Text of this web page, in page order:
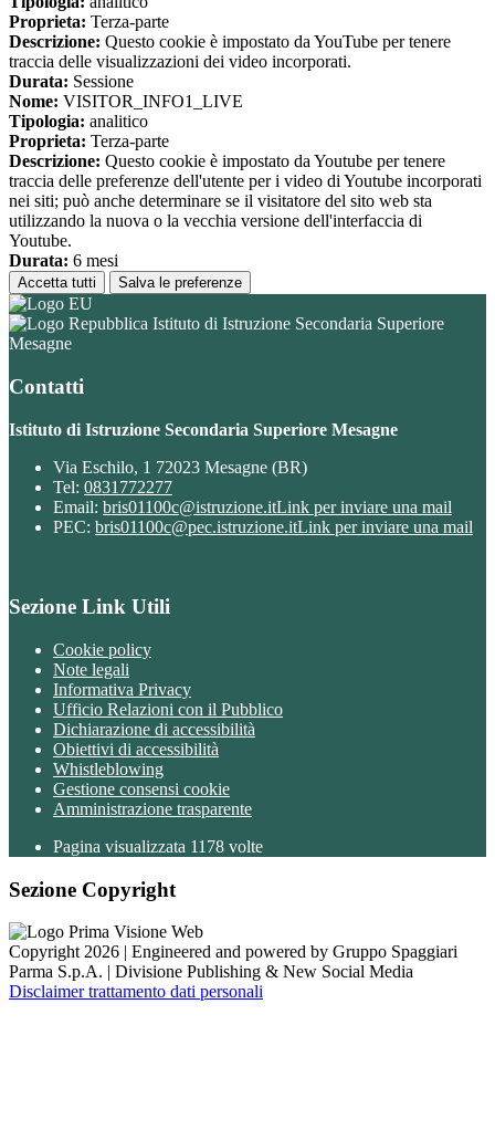
Proprieta: Terza-parte
Descrizione: Questo cookie è impostato da YouTube per tenere
traccia delle visualizzazioni dei video incorporati.
Durata: Sessione
Nome: VISITOR_INFO1_LIVE
Tipologia: analitico
Proprieta: Terza-parte
Descrizione: Questo cookie è impostato da Youtube per tenere
traccia delle preferenze dell'utente per i video di Youtube incorporati
nei siti; può anche determinare se il visitatore del sito web sta
utilizzando la nuova o la vecchia versione dell'interfaccia di
Youtube.
Durata: 6 mesi
Accetta tutti Salva le preferenze
Istituto di Istruzione Secondaria Superiore
Mesagne
Contatti
Istituto di Istruzione Secondaria Superiore Mesagne
Via Eschilo, 1 72023 Mesagne (BR)
Tel: 0831772277
Email: bris01100c@istruzione.itLink per inviare una mail
PEC: bris01100c@pec.istruzione.itLink per inviare una mail
Sezione Link Utili
Cookie policy
Note legali
Informativa Privacy
Ufficio Relazioni con il Pubblico
Dichiarazione di accessibilità
Obiettivi di accessibilità
Whistleblowing
Gestione consensi cookie
Amministrazione trasparente
Pagina visualizzata 1178 volte
Sezione Copyright
Copyright 2026 | Engineered and powered by Gruppo Spaggiari
Parma S.p.A. | Divisione Publishing & New Social Media
Disclaimer trattamento dati personali